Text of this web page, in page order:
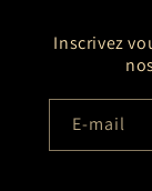
Inscrivez
E-mail